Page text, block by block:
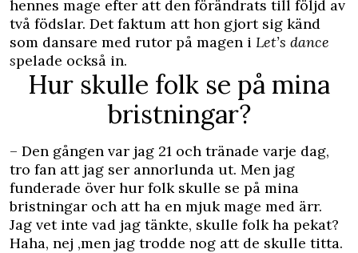
hennes mage efter att den förändrats till följd av
två födslar. Det faktum att hon gjort sig känd
som dansare med rutor på magen i Let’s dance
spelade också in.
Hur skulle folk se på mina
bristningar?
– Den gången var jag 21 och tränade varje dag,
tro fan att jag ser annorlunda ut. Men jag
funderade över hur folk skulle se på mina
bristningar och att ha en mjuk mage med ärr.
Jag vet inte vad jag tänkte, skulle folk ha pekat?
Haha, nej ,men jag trodde nog att de skulle titta.